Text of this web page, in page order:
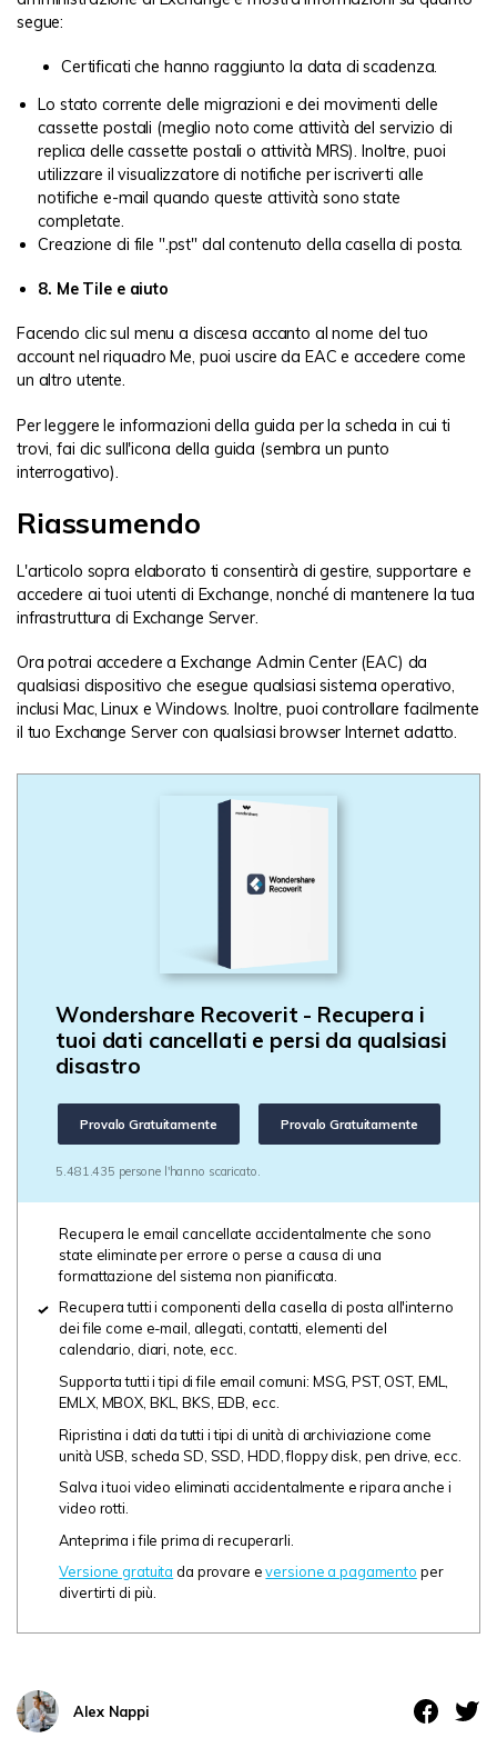
segue:
Certificati che hanno raggiunto la data di scadenza.
Lo stato corrente delle migrazioni e dei movimenti delle
cassette postali (meglio noto come attività del servizio di
replica delle cassette postali o attività MRS). Inoltre, puoi
utilizzare il visualizzatore di notifiche per iscriverti alle
notifiche e-mail quando queste attività sono state
completate.
Creazione di file ".pst" dal contenuto della casella di posta.
8. Me Tile e aiuto
Facendo clic sul menu a discesa accanto al nome del tuo
account nel riquadro Me, puoi uscire da EAC e accedere come
un altro utente.
Per leggere le informazioni della guida per la scheda in cui ti
trovi, fai clic sull'icona della guida (sembra un punto
interrogativo).
Riassumendo
L'articolo sopra elaborato ti consentirà di gestire, supportare e
accedere ai tuoi utenti di Exchange, nonché di mantenere la tua
infrastruttura di Exchange Server.
Ora potrai accedere a Exchange Admin Center (EAC) da
qualsiasi dispositivo che esegue qualsiasi sistema operativo,
inclusi Mac, Linux e Windows. Inoltre, puoi controllare facilmente
il tuo Exchange Server con qualsiasi browser Internet adatto.
Wondershare Recoverit - Recupera i
tuoi dati cancellati e persi da qualsiasi
disastro
Provalo Gratuitamente Provalo Gratuitamente
5.481.435 persone l'hanno scaricato.
Recupera le email cancellate accidentalmente che sono
state eliminate per errore o perse a causa di una
formattazione del sistema non pianificata.
Recupera tutti i componenti della casella di posta all'interno
dei file come e-mail, allegati, contatti, elementi del
calendario, diari, note, ecc.
Supporta tutti i tipi di file email comuni: MSG, PST, OST, EML,
EMLX, MBOX, BKL, BKS, EDB, ecc.
Ripristina i dati da tutti i tipi di unità di archiviazione come
unità USB, scheda SD, SSD, HDD, floppy disk, pen drive, ecc.
Salva i tuoi video eliminati accidentalmente e ripara anche i
video rotti.
Anteprima i file prima di recuperarli.
Versione gratuita da provare eversione a pagamento per
divertirti di più.
Alex Nappi